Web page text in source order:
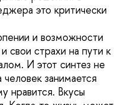
это критически
и возможности
свои страхи на пути к
И этот синтез не
занимается
нравится. Вкусы